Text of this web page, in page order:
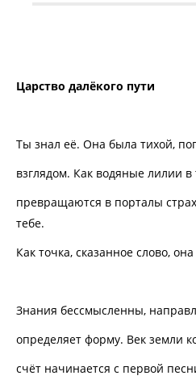
Царство далёкого пути
Ты знал её. Она была тихой,
взглядом. Как водяные лилии в
превращаются в порталы
тебе.
Как точка, сказанное слово,
Знания бессмысленны,
определяет форму. Век земли
счёт начинается с первой